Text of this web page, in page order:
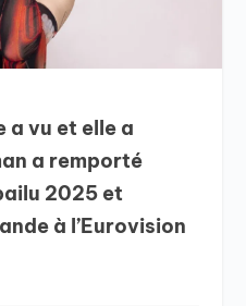
a vu et elle a
a remporté
2025 et
à l’Eurovision